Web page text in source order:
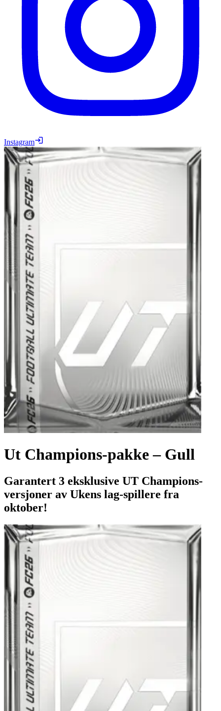
Instagram
Ut Champions-pakke – Gull
Garantert 3 eksklusive UT Champions-
versjoner av Ukens lag-spillere fra
oktober!